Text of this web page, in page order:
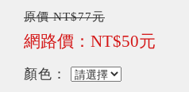
原價 NT$77元
網路價：NT$50元
顏色：